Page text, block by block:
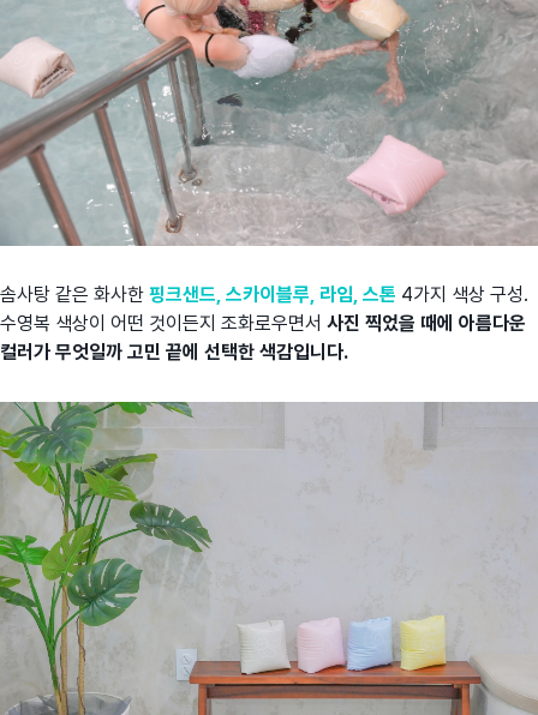
솜사탕 같은 화사한 핑크샌드, 스카이블루, 라임, 스톤 4가지 색상 구성.
수영복 색상이 어떤 것이든지 조화로우면서 사진 찍었을 때에 아름다운
컬러가 무엇일까 고민 끝에 선택한 색감입니다.